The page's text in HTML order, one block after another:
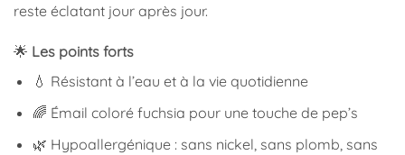
reste éclatant jour après jour.
🌟 Les points forts
💧 Résistant à l’eau et à la vie quotidienne
🌈 Émail coloré fuchsia pour une touche de pep’s
🌿 Hypoallergénique : sans nickel, sans plomb, sans